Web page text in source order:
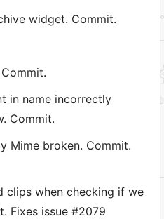
widget. Commit.
in name incorrectly
Commit.
Mime broken. Commit.
clips when checking if we
Fixes issue #2079